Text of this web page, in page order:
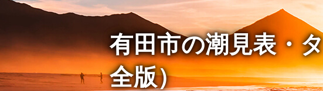
有田市の潮見表・
全版）